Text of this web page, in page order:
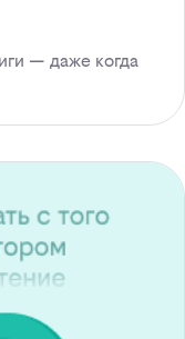
— даже когда